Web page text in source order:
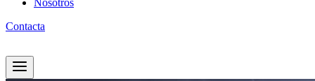
Nosotros
Contacta